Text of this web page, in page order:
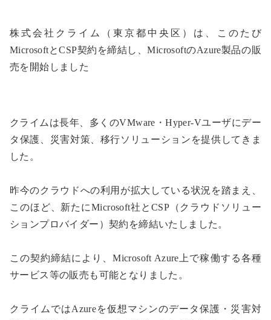
株式会社クライム（東京都中央区）は、このたび
MicrosoftとCSP契約を締結し、MicrosoftのAzure製品の販
売を開始しました
クライムは長年、多くのVMware・Hyper-Vユーザにデー
タ保護、災害対策、移行ソリューションを提供してきま
した。
昨今のクラウドへの利用が拡大している状況を踏まえ、
このほど、新たにMicrosoft社とCSP（クラウドソリュー
ションプロバイダー）契約を締結いたしました。
この契約締結により、Microsoft Azure上で稼働する各種
サービス等の販売も可能となりました。
クライムではAzureを仮想マシンのデータ保護・災害対